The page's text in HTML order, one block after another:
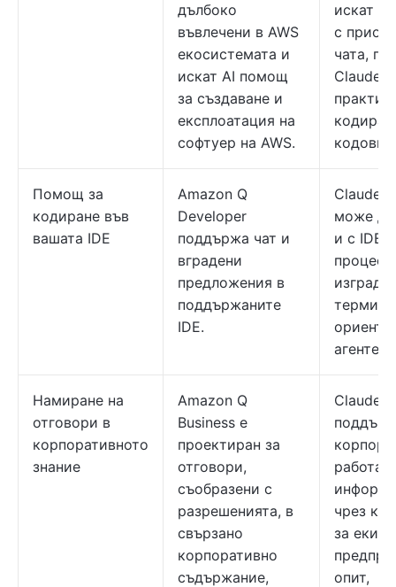
дълбоко
въвлечени в AWS
екосистемата и
искат AI помощ
за създаване и
експлоатация на
софтуер на AWS.
искат
с
чата,
Claude
кодови
Помощ за
кодиране във
вашата IDE
Amazon Q
Developer
поддържа чат и
вградени
предложения в
поддържаните
IDE.
Claude
може да
и с IDE
агентен
Намиране на
отговори в
корпоративното
знание
Amazon Q
Business е
проектиран за
отговори,
съобразени с
разрешенията, в
свързано
корпоративно
съдържание,
Claude
работа с
чрез
за екип/
опит,